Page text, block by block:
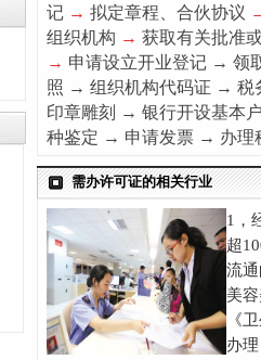
记 → 拟定章程、合伙协议
组织机构 → 获取有关批准
→ 申请设立开业登记 → 领
照 → 组织机构代码证 → 税
印章雕刻 → 银行开设基本
种鉴定 → 申请发票 → 办理
需办许可证的相关行业
1 ，
超
流
美
《
办